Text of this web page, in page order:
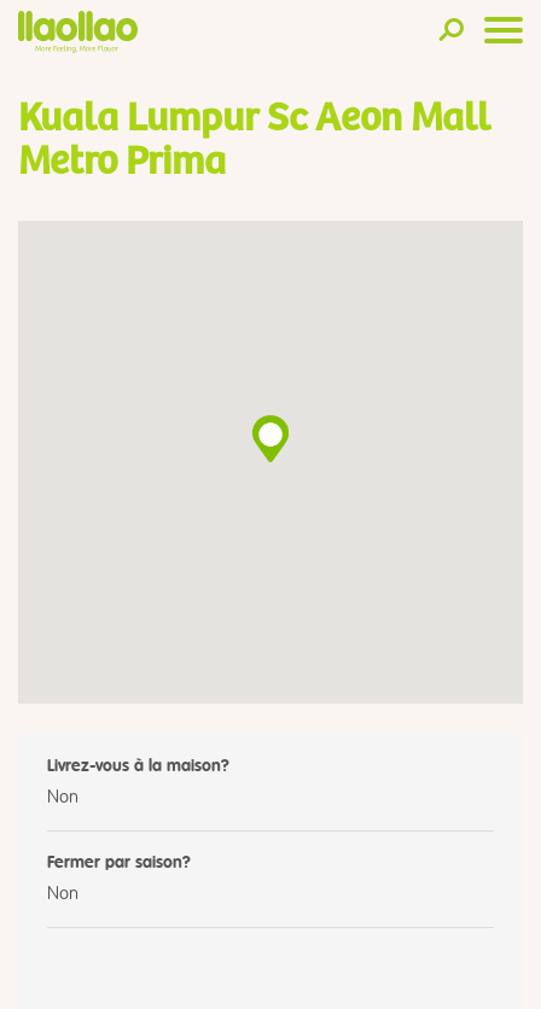
Kuala Lumpur Sc Aeon Mall
Metro Prima
Livrez-vous à la maison?
Non
Fermer par saison?
Non